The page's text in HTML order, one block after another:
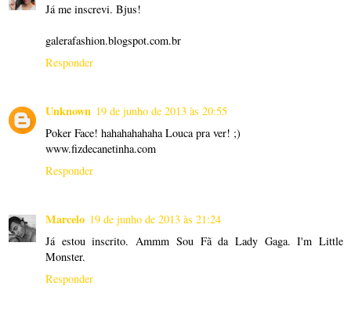
Já me inscrevi. Bjus!
galerafashion.blogspot.com.br
Responder
Unknown 19 de junho de 2013 às 20:55
Poker Face! hahahahahaha Louca pra ver! ;)
www.fizdecanetinha.com
Responder
Marcelo 19 de junho de 2013 às 21:24
Já estou inscrito. Ammm Sou Fã da Lady Gaga. I'm Little
Monster.
Responder